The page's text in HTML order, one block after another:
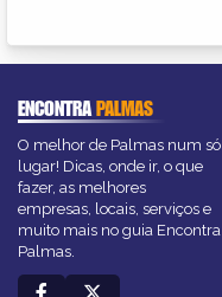
ENCONTRAPALMAS
O melhor de Palmas num só
lugar! Dicas, onde ir, o que
fazer, as melhores
empresas, locais, serviços e
muito mais no guia Encontra
Palmas.